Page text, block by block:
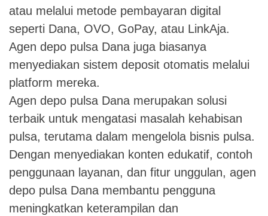
atau melalui metode pembayaran digital
seperti Dana, OVO, GoPay, atau LinkAja.
Agen depo pulsa Dana juga biasanya
menyediakan sistem deposit otomatis melalui
platform mereka.
Agen depo pulsa Dana merupakan solusi
terbaik untuk mengatasi masalah kehabisan
pulsa, terutama dalam mengelola bisnis pulsa.
Dengan menyediakan konten edukatif, contoh
penggunaan layanan, dan fitur unggulan, agen
depo pulsa Dana membantu pengguna
meningkatkan keterampilan dan